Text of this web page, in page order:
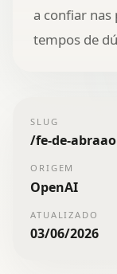
a confiar nas
tempos de
SLUG
/fe-de-abraao
ORIGEM
OpenAI
ATUALIZADO
03/06/2026